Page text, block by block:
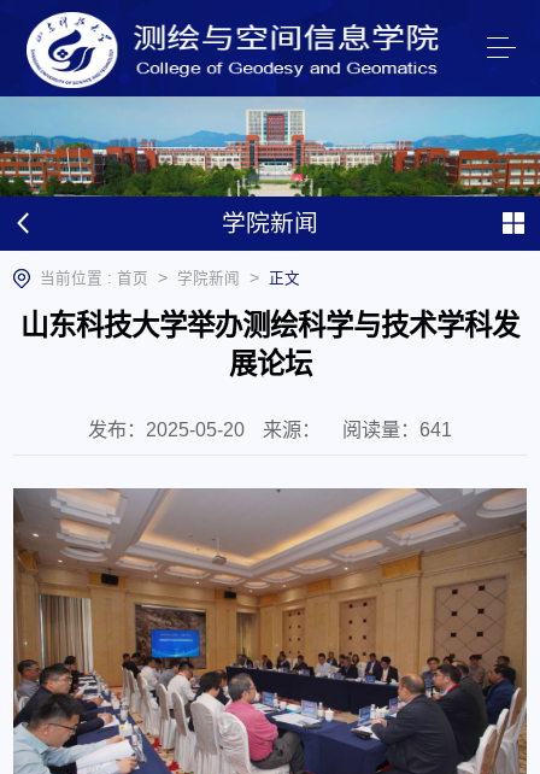
学院新闻
当前位置 : 首页 > 学院新闻 > 正文
山东科技大学举办测绘科学与技术学科发
展论坛
发布：2025-05-20 来源： 阅读量： 641